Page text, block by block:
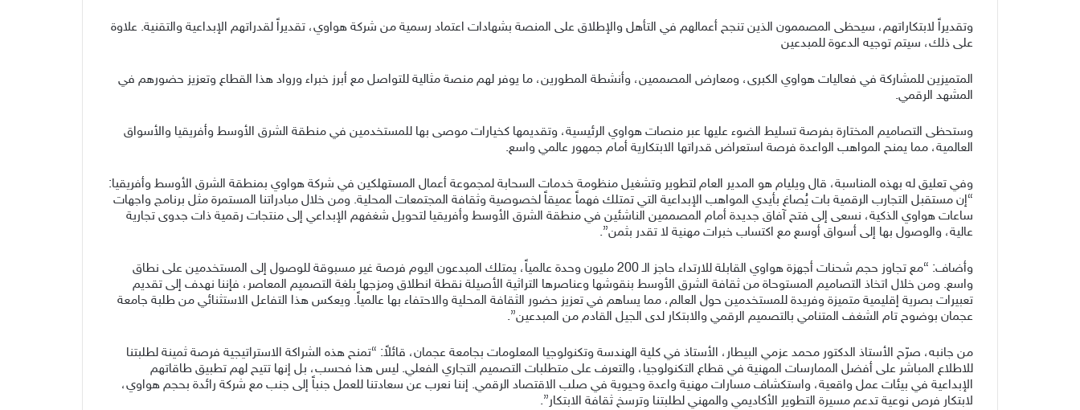
وتقديراً لابتكاراتهم، سيحظى المصممون الذين تنجح أعمالهم في التأهل والإطلاق على المنصة بشهادات اعتماد رسمية من شركة هواوي، تقديراً لقدراتهم الإبداعية والتقنية. علاوة
على ذلك، سيتم توجيه الدعوة للمبدعين
المتميزين للمشاركة في فعاليات هواوي الكبرى، ومعارض المصممين، وأنشطة المطورين، ما يوفر لهم منصة مثالية للتواصل مع أبرز خبراء ورواد هذا القطاع وتعزيز حضورهم في
المشهد الرقمي.
وستحظى التصاميم المختارة بفرصة تسليط الضوء عليها عبر منصات هواوي الرئيسية، وتقديمها كخيارات موصى بها للمستخدمين في منطقة الشرق الأوسط وأفريقيا والأسواق
العالمية، مما يمنح المواهب الواعدة فرصة استعراض قدراتها الابتكارية أمام جمهور عالمي واسع.
وفي تعليق له بهذه المناسبة، قال ويليام هو المدير العام لتطوير وتشغيل منظومة خدمات السحابة لمجموعة أعمال المستهلكين في شركة هواوي بمنطقة الشرق الأوسط وأفريقيا:
“إن مستقبل التجارب الرقمية بات يُصاغ بأيدي المواهب الإبداعية التي تمتلك فهماً عميقاً لخصوصية وثقافة المجتمعات المحلية. ومن خلال مبادراتنا المستمرة مثل برنامج واجهات
ساعات هواوي الذكية، نسعى إلى فتح آفاق جديدة أمام المصممين الناشئين في منطقة الشرق الأوسط وأفريقيا لتحويل شغفهم الإبداعي إلى منتجات رقمية ذات جدوى تجارية
عالية، والوصول بها إلى أسواق أوسع مع اكتساب خبرات مهنية لا تقدر بثمن”.
وأضاف: “مع تجاوز حجم شحنات أجهزة هواوي القابلة للارتداء حاجز الـ 200 مليون وحدة عالمياً، يمتلك المبدعون اليوم فرصة غير مسبوقة للوصول إلى المستخدمين على نطاق
واسع. ومن خلال اتخاذ التصاميم المستوحاة من ثقافة الشرق الأوسط بنقوشها وعناصرها التراثية الأصيلة نقطة انطلاق ومزجها بلغة التصميم المعاصر، فإننا نهدف إلى تقديم
تعبيرات بصرية إقليمية متميزة وفريدة للمستخدمين حول العالم، مما يساهم في تعزيز حضور الثقافة المحلية والاحتفاء بها عالمياً. ويعكس هذا التفاعل الاستثنائي من طلبة جامعة
عجمان بوضوح تام الشغف المتنامي بالتصميم الرقمي والابتكار لدى الجيل القادم من المبدعين”.
من جانبه، صرّح الأستاذ الدكتور محمد عزمي البيطار، الأستاذ في كلية الهندسة وتكنولوجيا المعلومات بجامعة عجمان، قائلاً: “تمنح هذه الشراكة الاستراتيجية فرصة ثمينة لطلبتنا
للاطلاع المباشر على أفضل الممارسات المهنية في قطاع التكنولوجيا، والتعرف على متطلبات التصميم التجاري الفعلي. ليس هذا فحسب، بل إنها تتيح لهم تطبيق طاقاتهم
الإبداعية في بيئات عمل واقعية، واستكشاف مسارات مهنية واعدة وحيوية في صلب الاقتصاد الرقمي. إننا نعرب عن سعادتنا للعمل جنباً إلى جنب مع شركة رائدة بحجم هواوي،
لابتكار فرص نوعية تدعم مسيرة التطوير الأكاديمي والمهني لطلبتنا وترسخ ثقافة الابتكار”.